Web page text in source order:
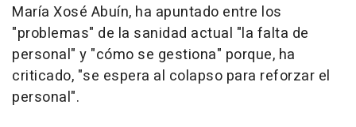
María Xosé Abuín, ha apuntado entre los
"problemas" de la sanidad actual "la falta de
personal" y "cómo se gestiona" porque, ha
criticado, "se espera al colapso para reforzar el
personal".